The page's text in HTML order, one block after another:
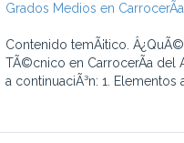
Grados Medios en CarrocerÃ­a
Contenido temÃ¡tico.
TÃ©cnico en CarrocerÃ­a del
a continuaciÃ³n: 1. Elementos